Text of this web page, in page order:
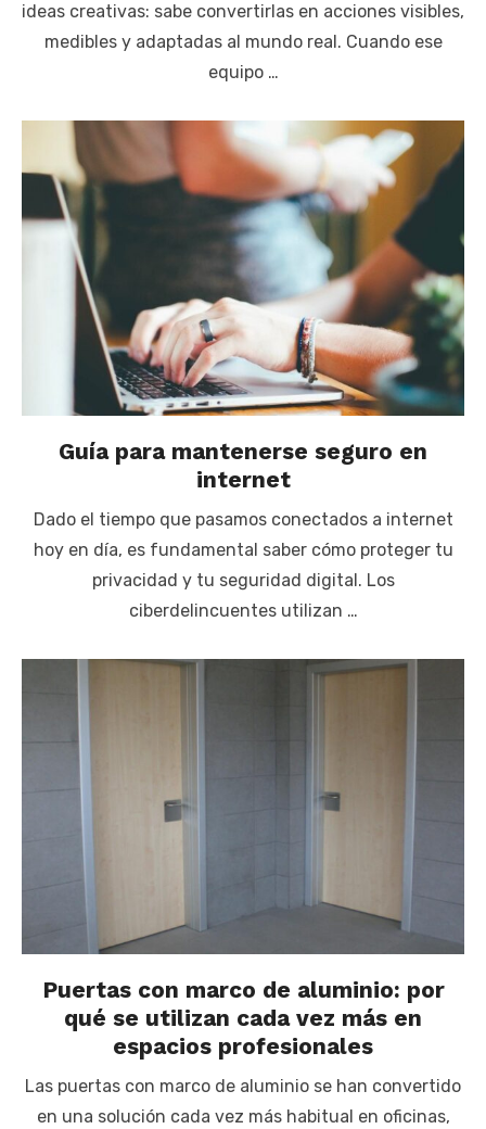
ideas creativas: sabe convertirlas en acciones visibles,
medibles y adaptadas al mundo real. Cuando ese
equipo …
Guía para mantenerse seguro en
internet
Dado el tiempo que pasamos conectados a internet
hoy en día, es fundamental saber cómo proteger tu
privacidad y tu seguridad digital. Los
ciberdelincuentes utilizan …
Puertas con marco de aluminio: por
qué se utilizan cada vez más en
espacios profesionales
Las puertas con marco de aluminio se han convertido
en una solución cada vez más habitual en oficinas,